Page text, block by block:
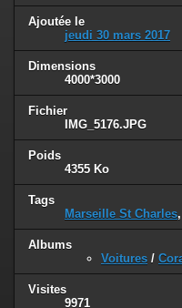
Ajoutée le
jeudi 30 mars 2017
Dimensions
4000*3000
Fichier
IMG_5176.JPG
Poids
4355 Ko
Tags
Marseille St Charles,
Albums
Voitures /
Visites
9971